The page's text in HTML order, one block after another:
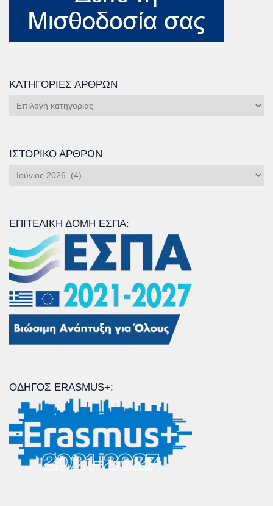
ΚΑΤΗΓΟΡΊΕΣ ΆΡΘΡΩΝ
Κατηγορίες
ΙΣΤΟΡΙΚΌ ΆΡΘΡΩΝ
Ιστορικό
ΕΠΙΤΕΛΙΚΉ ΔΟΜΉ ΕΣΠΑ:
ΟΔΗΓΌΣ ERASMUS+: